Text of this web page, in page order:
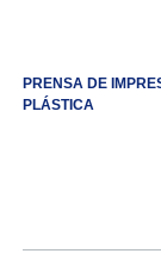
PRENSA DE
PLÁSTICA